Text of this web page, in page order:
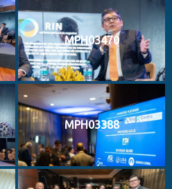
MPH03470
MPH03388